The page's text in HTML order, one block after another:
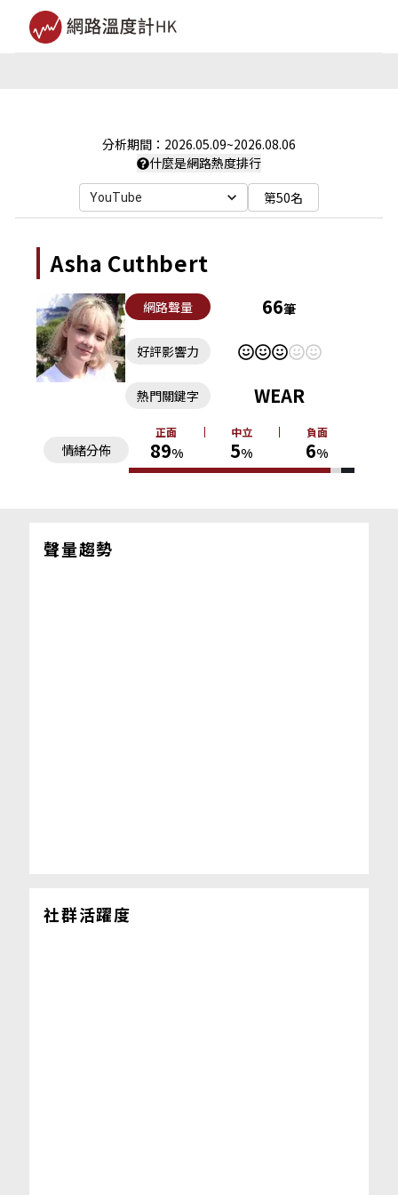
分析期間： 2026.05.09~2026.08.06
什麼是網路熱度排行
YouTube 第50名
Asha Cuthbert
網路聲量 66筆
好評影響力
情緒分佈
正面
89%
中立
5%
負面
6%
熱門關鍵字 WEAR
聲量趨勢
社群活躍度